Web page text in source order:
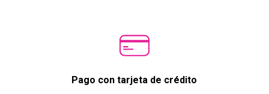
Pago con tarjeta de crédito